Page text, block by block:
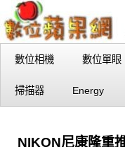
數位相機 數位單眼
掃描器 Energy
NIKON尼康隆重